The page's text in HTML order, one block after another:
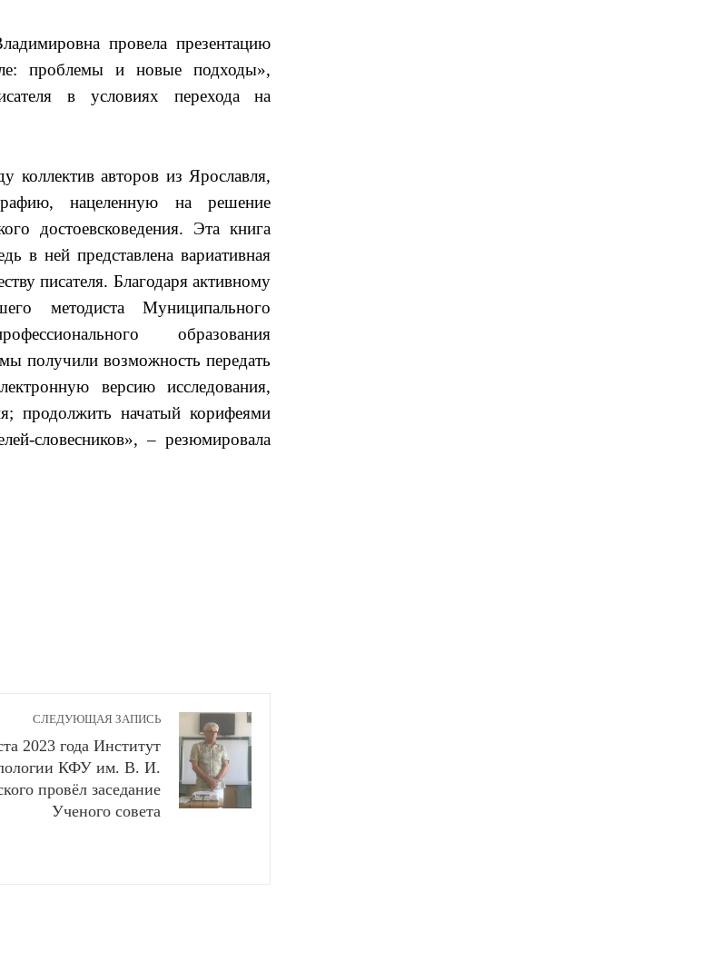
провела презентацию
проблемы и новые подходы»,
в условиях перехода на
авторов из Ярославля,
нацеленную на решение
достоевсковедения. Эта книга
в ней представлена вариативная
писателя. Благодаря активному
методиста Муниципального
образования
получили возможность передать
версию исследования,
продолжить начатый корифеями
словесников», – резюмировала
СЛЕДУЮЩАЯ ЗАПИСЬ
2023 года Институт
КФУ им. В. И.
провёл заседание
Ученого совета